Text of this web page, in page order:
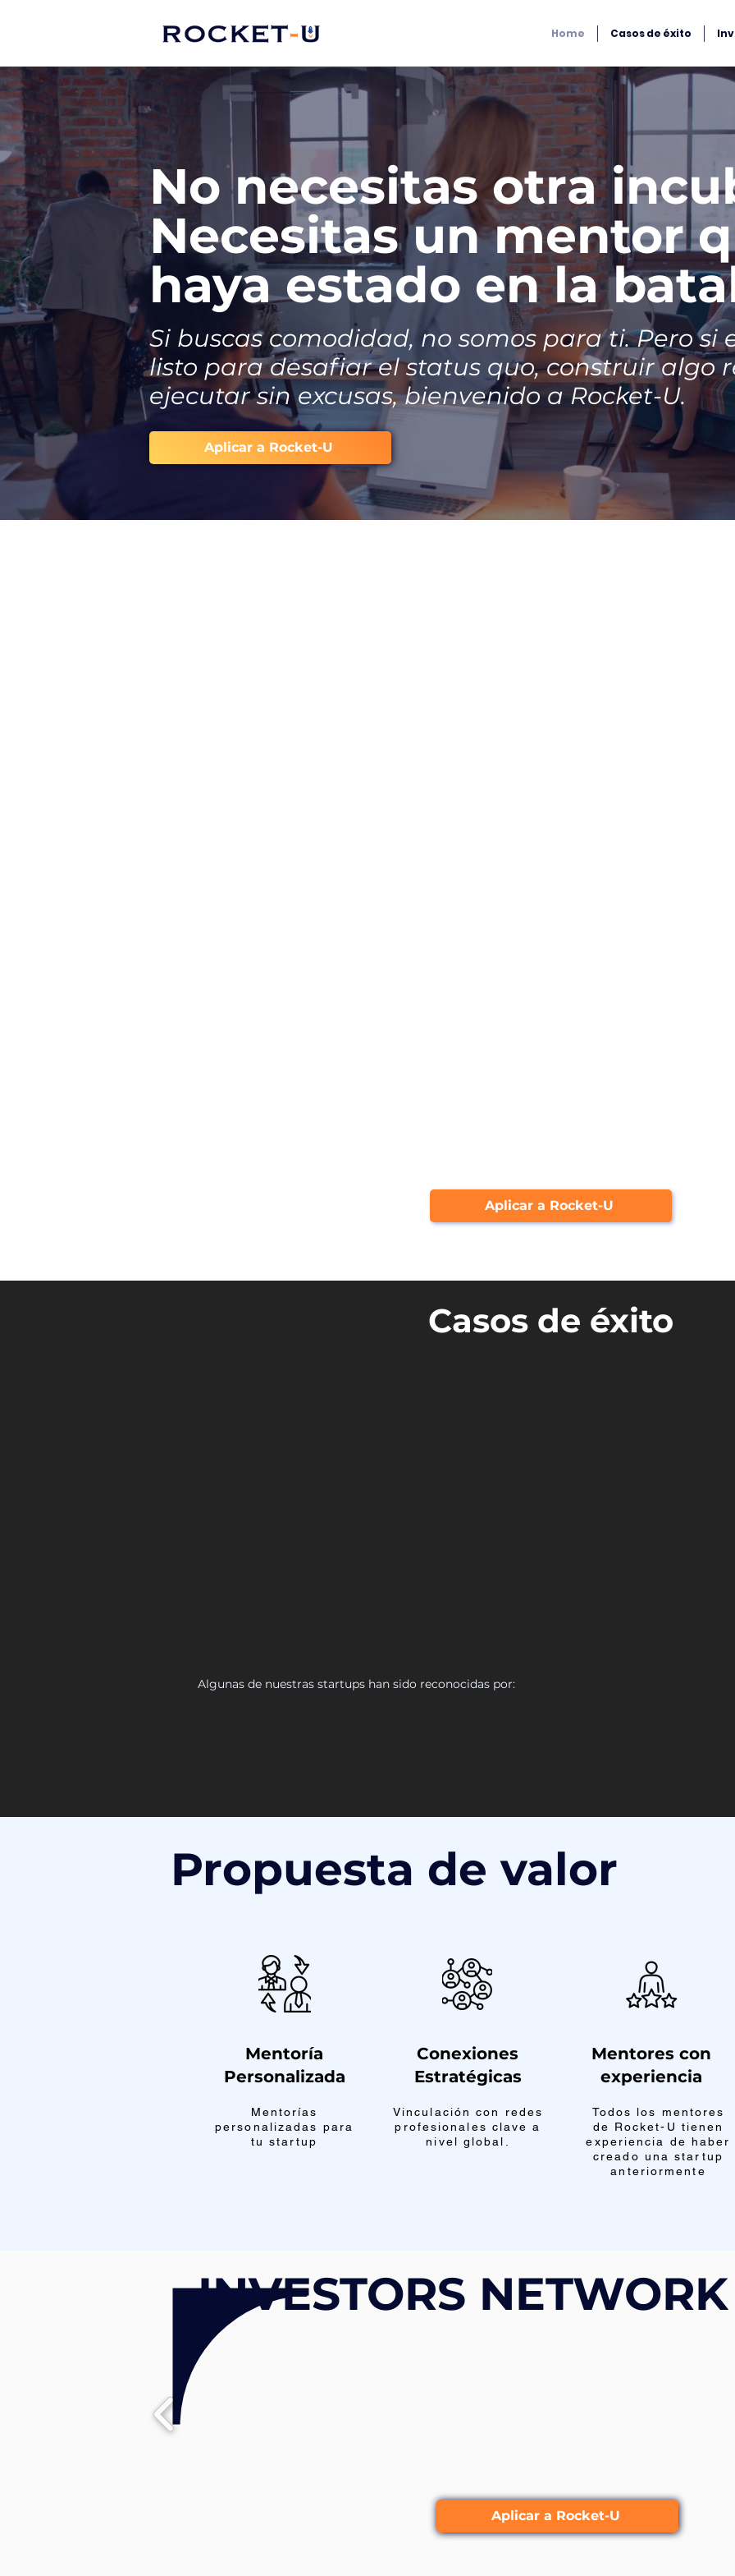
Home Casos de éxito
No necesitas otra
Necesitas un mentor
haya estado en la
Si buscas comodidad, no somos para ti. Pero si
listo para desafiar el status quo, construir algo
ejecutar sin excusas, bienvenido a Rocket-U.
Aplicar a Rocket-U
Aplicar a Rocket-U
Casos de éxito
Algunas de nuestras startups han sido reconocidas por:
INVESTORS NETWORK
Aplicar a Rocket-U
Propuesta de valor
Mentoría
Personalizada
Mentorías
personalizadas para
tu startup
Conexiones
Estratégicas
Vinculación con redes
profesionales clave a
nivel global.
Mentores con
experiencia
Todos los mentores
de Rocket-U tienen
experiencia de haber
creado una startup
anteriormente